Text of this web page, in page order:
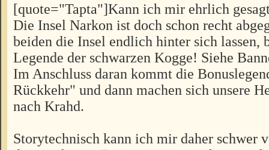
[quote="Tapta"]Kann ich mir ehrlich
Die Insel Narkon ist doch schon recht
beiden die Insel endlich hinter sich lassen,
Legende der schwarzen Kogge! Siehe
Im Anschluss daran kommt die
Rückkehr" und dann machen sich unsere
nach Krahd.
Storytechnisch kann ich mir daher schwer